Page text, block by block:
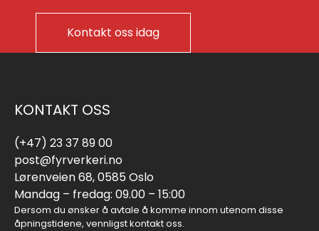
Kontakt oss idag
KONTAKT OSS
(+47) 23 37 89 00
post@fyrverkeri.no
Lørenveien 68, 0585 Oslo
Mandag – fredag: 09.00 – 15:00
Dersom du ønsker å avtale å komme innom utenom disse
åpningstidene, vennligst kontakt oss.